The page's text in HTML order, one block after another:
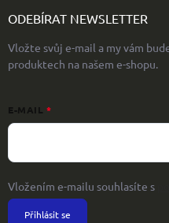
ODEBÍRAT NEWSLETTER
Vložte svůj e-mail a my vám
produktech na našem e-shopu.
E-MAIL
Vložením e-mailu souhlasíte s
Přihlásit se